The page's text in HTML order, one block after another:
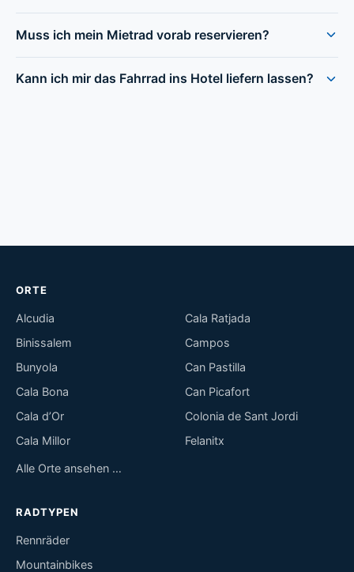
Muss ich mein Mietrad vorab reservieren?
Kann ich mir das Fahrrad ins Hotel liefern lassen?
ORTE
Alcudia
Binissalem
Bunyola
Cala Bona
Cala d’Or
Cala Millor
Cala Ratjada
Campos
Can Pastilla
Can Picafort
Colonia de Sant Jordi
Felanitx
Alle Orte ansehen …
RADTYPEN
Rennräder
Mountainbikes